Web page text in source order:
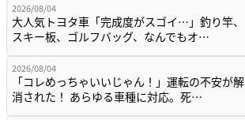
2026/08/04
大人気トヨタ車「完成度がスゴイ…」釣り竿、
スキー板、ゴルフバッグ、なんでもオ…
2026/08/04
「コレめっちゃいいじゃん！」運転の不安が解
消された！ あらゆる車種に対応。死…